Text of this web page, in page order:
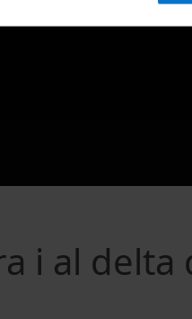
i al delta